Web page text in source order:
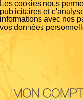
Les cookies nous
publicitaires et
informations avec nos
vos données